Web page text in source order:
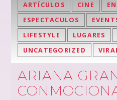
ARTÍCULOS CINE
ESPECTACULOS
LIFESTYLE
LUGARES
UNCATEGORIZED
ARIANA